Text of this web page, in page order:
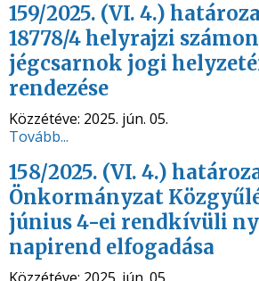
159/2025. (VI. 4.)
18778/4 helyrajzi
jégcsarnok jogi
rendezése
Közzétéve: 2025. jún. 05.
Tovább...
158/2025. (VI. 4.)
Önkormányzat
június 4-ei rendkívüli
napirend elfogadása